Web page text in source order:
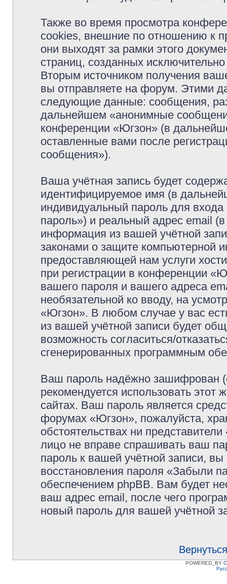
Также во время просмотра
cookies, внешние по отношению к
они выходят за рамки этого
страниц, созданных
Вторым источником получения
вы отправляете на форум. Этими
следующие данные: сообщения,
дальнейшем «анонимные
конференции «Югзон» (в
оставленные вами после
сообщения»).
Ваша учётная запись будет
идентифицируемое имя (в
индивидуальный пароль для
пароль») и реальный адрес email
информация из вашей учётной
законами о защите компьютерной
предоставляющей нам услуги
при регистрации в конференции
вашего пароля и вашего адреса
необязательной ко вводу, на
«Югзон». В любом случае у вас
из вашей учётной записи будет
возможность согласиться/
сгенерированных программным
Ваш пароль надёжно зашифрован
рекомендуется использовать этот
сайтах. Ваш пароль является
форумах «Югзон», пожалуйста,
обстоятельствах ни
лицо не вправе спрашивать ваш
пароль к вашей учётной записи,
восстановления пароля «Забыли
обеспечением phpBB. Вам будет
ваш адрес email, после чего
новый пароль для вашей учётной
POWERED_BY